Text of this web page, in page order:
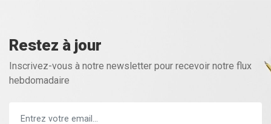
Restez à jour
Inscrivez-vous à notre newsletter pour recevoir notre flux
hebdomadaire